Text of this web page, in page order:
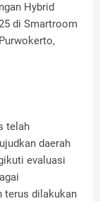
Hybrid
di Smartroom
telah
daerah
evaluasi
terus dilakukan